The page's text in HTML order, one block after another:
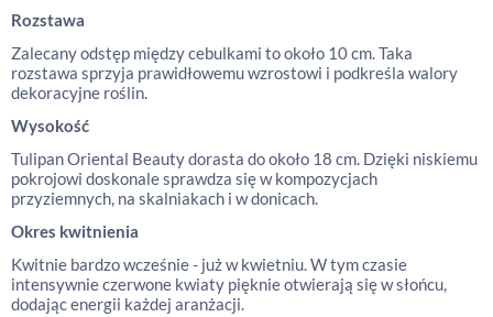
Rozstawa
Zalecany odstęp między cebulkami to około 10 cm. Taka
rozstawa sprzyja prawidłowemu wzrostowi i podkreśla walory
dekoracyjne roślin.
Wysokość
Tulipan Oriental Beauty dorasta do około 18 cm. Dzięki niskiemu
pokrojowi doskonale sprawdza się w kompozycjach
przyziemnych, na skalniakach i w donicach.
Okres kwitnienia
Kwitnie bardzo wcześnie - już w kwietniu. W tym czasie
intensywnie czerwone kwiaty pięknie otwierają się w słońcu,
dodając energii każdej aranżacji.